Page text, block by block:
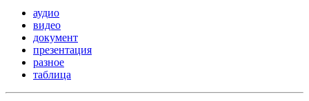
аудио
видео
документ
презентация
разное
таблица